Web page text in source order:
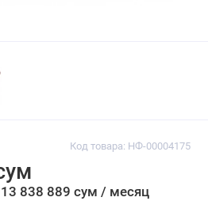
Код товара: НФ-00004175
838 889 сум / месяц